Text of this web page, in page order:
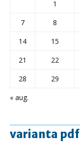
« aug.
1
7
8
14
15
21
22
28
29
varianta pdf